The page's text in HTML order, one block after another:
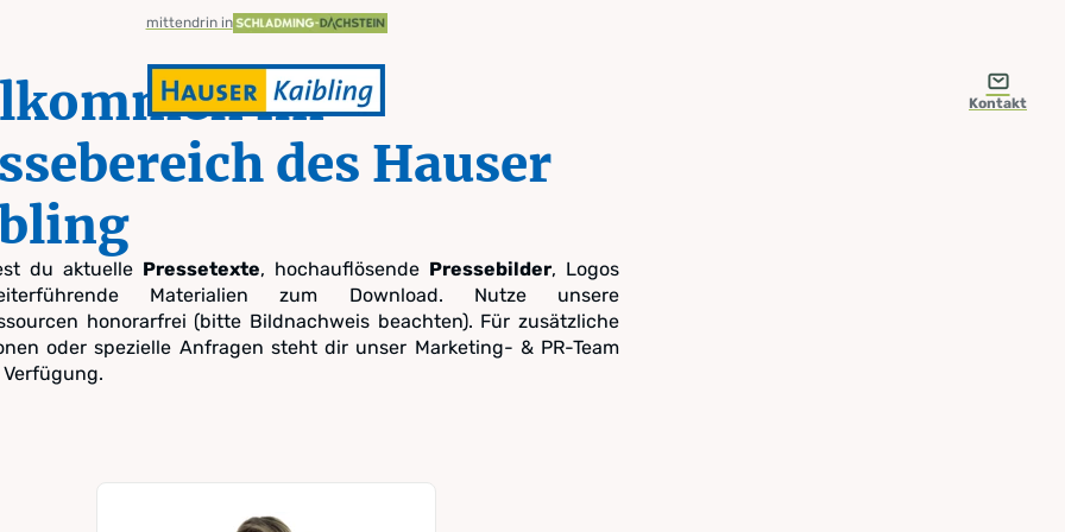
mittendrin in
Kontakt
im
des Hauser
du aktuelle Pressetexte, hochauflösende Pressebilder, Logos
Materialien zum Download. Nutze unsere
honorarfrei (bitte Bildnachweis beachten). Für zusätzliche
oder spezielle Anfragen steht dir unser Marketing- & PR-Team